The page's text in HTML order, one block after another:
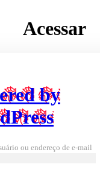
Acessar
by
ou endereço de e-mail